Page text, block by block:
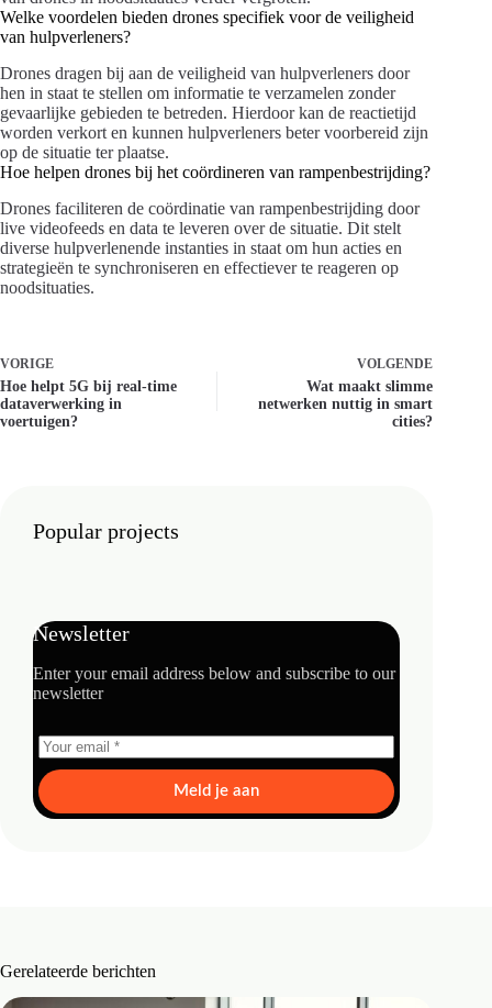
Welke voordelen bieden drones specifiek voor de veiligheid
van hulpverleners?
Drones dragen bij aan de veiligheid van hulpverleners door
hen in staat te stellen om informatie te verzamelen zonder
gevaarlijke gebieden te betreden. Hierdoor kan de reactietijd
worden verkort en kunnen hulpverleners beter voorbereid zijn
op de situatie ter plaatse.
Hoe helpen drones bij het coördineren van rampenbestrijding?
Drones faciliteren de coördinatie van rampenbestrijding door
live videofeeds en data te leveren over de situatie. Dit stelt
diverse hulpverlenende instanties in staat om hun acties en
strategieën te synchroniseren en effectiever te reageren op
noodsituaties.
VORIGE
Hoe helpt 5G bij real-time
dataverwerking in
voertuigen?
VOLGENDE
Wat maakt slimme
netwerken nuttig in smart
cities?
Popular projects
Newsletter
Enter your email address below and subscribe to our
newsletter
Meld je aan
Gerelateerde berichten